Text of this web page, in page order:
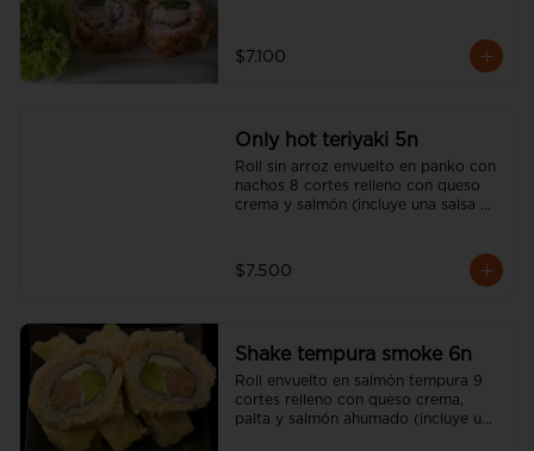
$7.100
Only hot teriyaki 5n
Roll sin arroz envuelto en panko con
nachos 8 cortes relleno con queso
crema y salmón (incluye una salsa
$7.500
Shake tempura smoke 6n
Roll envuelto en salmón tempura 9
cortes relleno con queso crema,
palta y salmón ahumado (incluye una